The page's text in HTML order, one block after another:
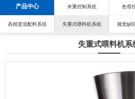
产品中心 米重控制系统 色母
高精度混配料系统 失重式喂料机系统 视觉缺
失重式喂料机系